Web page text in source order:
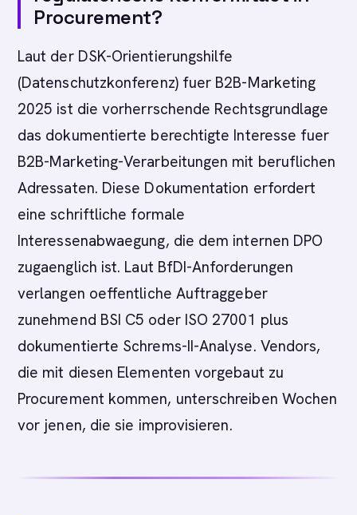
Procurement?
Laut der DSK-Orientierungshilfe
(Datenschutzkonferenz) fuer B2B-Marketing
2025 ist die vorherrschende Rechtsgrundlage
das dokumentierte berechtigte Interesse fuer
B2B-Marketing-Verarbeitungen mit beruflichen
Adressaten. Diese Dokumentation erfordert
eine schriftliche formale
Interessenabwaegung, die dem internen DPO
zugaenglich ist. Laut BfDI-Anforderungen
verlangen oeffentliche Auftraggeber
zunehmend BSI C5 oder ISO 27001 plus
dokumentierte Schrems-II-Analyse. Vendors,
die mit diesen Elementen vorgebaut zu
Procurement kommen, unterschreiben Wochen
vor jenen, die sie improvisieren.